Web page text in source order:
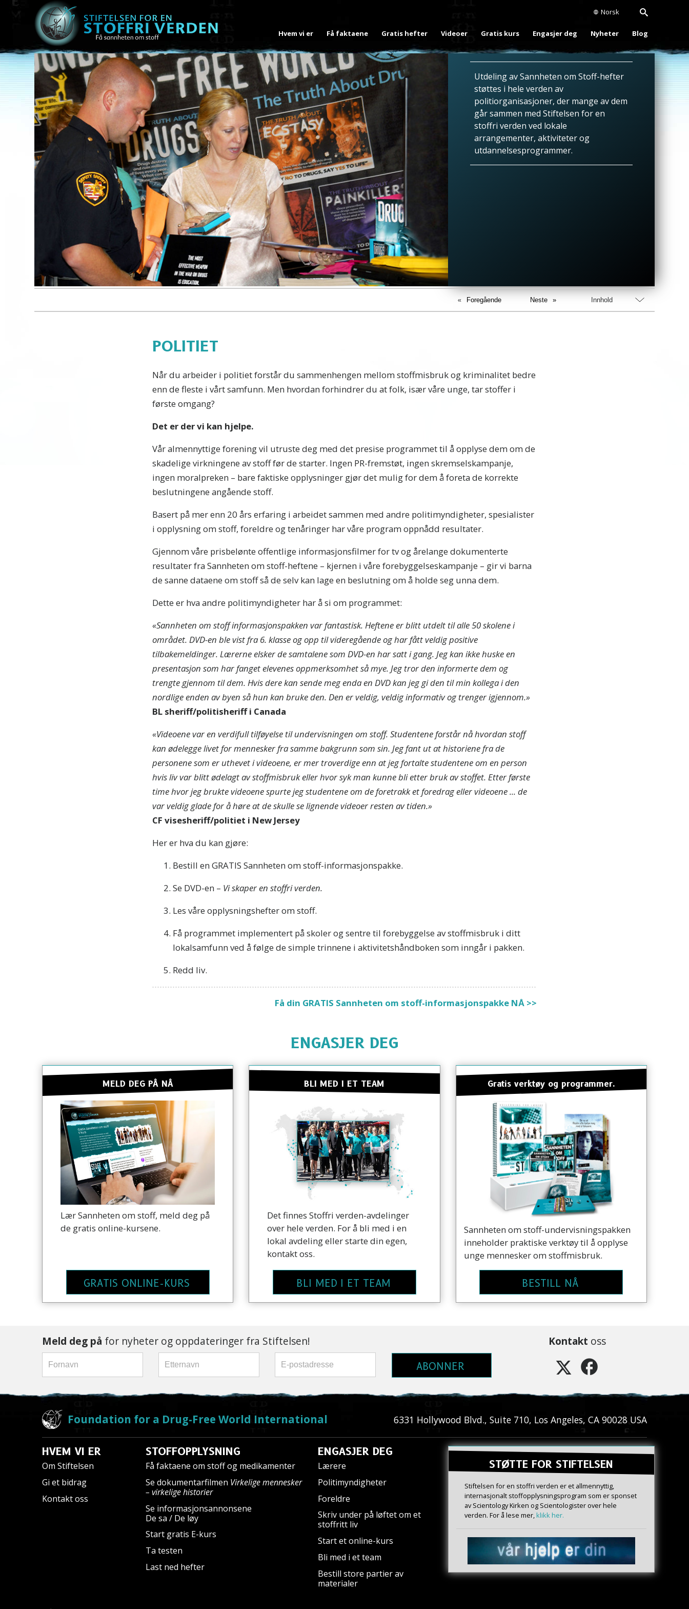
Norsk
Hvem vi er Få faktaene Gratis hefter Videoer Gratis kurs Engasjer deg Nyheter Blog
Utdeling av Sannheten om Stoff-hefter
støttes i hele verden av
politiorganisasjoner, der mange av dem
går sammen med Stiftelsen for en
stoffri verden ved lokale
arrangementer, aktiviteter og
utdannelsesprogrammer.
Neste
Foregående Innhold
POLITIET
Når du arbeider i politiet forstår du sammenhengen mellom stoffmisbruk og kriminalitet bedre
enn de fleste i vårt samfunn. Men hvordan forhindrer du at folk, især våre unge, tar stoffer i
første omgang?
Det er der vi kan hjelpe.
Vår almennyttige forening vil utruste deg med det presise programmet til å opplyse dem om de
skadelige virkningene av stoff før de starter. Ingen PR-fremstøt, ingen skremselskampanje,
ingen moralpreken – bare faktiske opplysninger gjør det mulig for dem å foreta de korrekte
beslutningene angående stoff.
Basert på mer enn 20 års erfaring i arbeidet sammen med andre politimyndigheter, spesialister
i opplysning om stoff, foreldre og tenåringer har våre program oppnådd resultater.
Gjennom våre prisbelønte offentlige informasjonsfilmer for tv og årelange dokumenterte
resultater fra Sannheten om stoff-heftene – kjernen i våre forebyggelseskampanje – gir vi barna
de sanne dataene om stoff så de selv kan lage en beslutning om å holde seg unna dem.
Dette er hva andre politimyndigheter har å si om programmet:
«Sannheten om stoff informasjonspakken var fantastisk. Heftene er blitt utdelt til alle 50 skolene i
området. DVD-en ble vist fra 6. klasse og opp til videregående og har fått veldig positive
tilbakemeldinger. Lærerne elsker de samtalene som DVD-en har satt i gang. Jeg kan ikke huske en
presentasjon som har fanget elevenes oppmerksomhet så mye. Jeg tror den informerte dem og
trengte gjennom til dem. Hvis dere kan sende meg enda en DVD kan jeg gi den til min kollega i den
nordlige enden av byen så hun kan bruke den. Den er veldig, veldig informativ og trenger igjennom.»
BL sheriff/politisheriff i Canada
«Videoene var en verdifull tilføyelse til undervisningen om stoff. Studentene forstår nå hvordan stoff
kan ødelegge livet for mennesker fra samme bakgrunn som sin. Jeg fant ut at historiene fra de
personene som er uthevet i videoene, er mer troverdige enn at jeg fortalte studentene om en person
hvis liv var blitt ødelagt av stoffmisbruk eller hvor syk man kunne bli etter bruk av stoffet. Etter første
time hvor jeg brukte videoene spurte jeg studentene om de foretrakk et foredrag eller videoene ... de
var veldig glade for å høre at de skulle se lignende videoer resten av tiden.»
CF visesheriff/politiet i New Jersey
Her er hva du kan gjøre:
Bestill en GRATIS Sannheten om stoff-informasjonspakke.
Se DVD-en – Vi skaper en stoffri verden.
Les våre opplysningshefter om stoff.
Få programmet implementert på skoler og sentre til forebyggelse av stoffmisbruk i ditt
lokalsamfunn ved å følge de simple trinnene i aktivitetshåndboken som inngår i pakken.
Redd liv.
Få din GRATIS Sannheten om stoff-informasjonspakke NÅ >>
ENGASJER DEG
MELD DEG PÅ NÅ
Lær Sannheten om stoff, meld deg på
de gratis online-kursene.
GRATIS ONLINE-KURS
BLI MED I ET TEAM
Det finnes Stoffri verden-avdelinger
over hele verden. For å bli med i en
lokal avdeling eller starte din egen,
kontakt oss.
BLI MED I ET TEAM
Gratis verktøy og programmer.
Sannheten om stoff-undervisningspakken
inneholder praktiske verktøy til å opplyse
unge mennesker om stoffmisbruk.
BESTILL NÅ
Meld deg på for nyheter og oppdateringer fra Stiftelsen!
ABONNER
Kontakt oss
Foundation for a Drug-Free World International 6331 Hollywood Blvd., Suite 710, Los Angeles, CA 90028 USA
HVEM VI ER
Om Stiftelsen
Gi et bidrag
Kontakt oss
STOFFOPPLYSNING
Få faktaene om stoff og medikamenter
Se dokumentarfilmen Virkelige mennesker
– virkelige historier
Se informasjonsannonsene
De sa / De løy
Start gratis E-kurs
Ta testen
Last ned hefter
ENGASJER DEG
Lærere
Politimyndigheter
Foreldre
Skriv under på løftet om et
stoffritt liv
Start et online-kurs
Bli med i et team
Bestill store partier av
materialer
STØTTE FOR STIFTELSEN
Stiftelsen for en stoffri verden er et allmennyttig,
internasjonalt stoffopplysningsprogram som er sponset
av Scientology Kirken og Scientologister over hele
verden. For å lese mer,klikk her.
ABONNER PÅ OPPDATERINGER OG MÅTER Å HJELPE PÅ
Abonner påSannheten om stoff-nyheter